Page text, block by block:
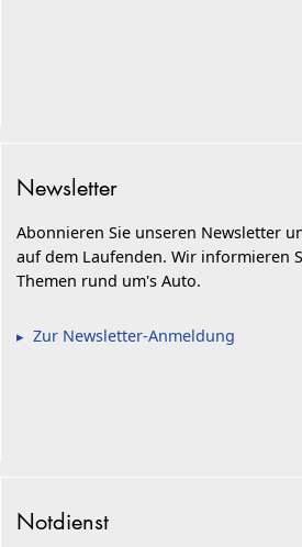
Newsletter
Abonnieren Sie unseren Newsletter
auf dem Laufenden. Wir informieren
Themen rund um's Auto.
Zur Newsletter-Anmeldung
Notdienst